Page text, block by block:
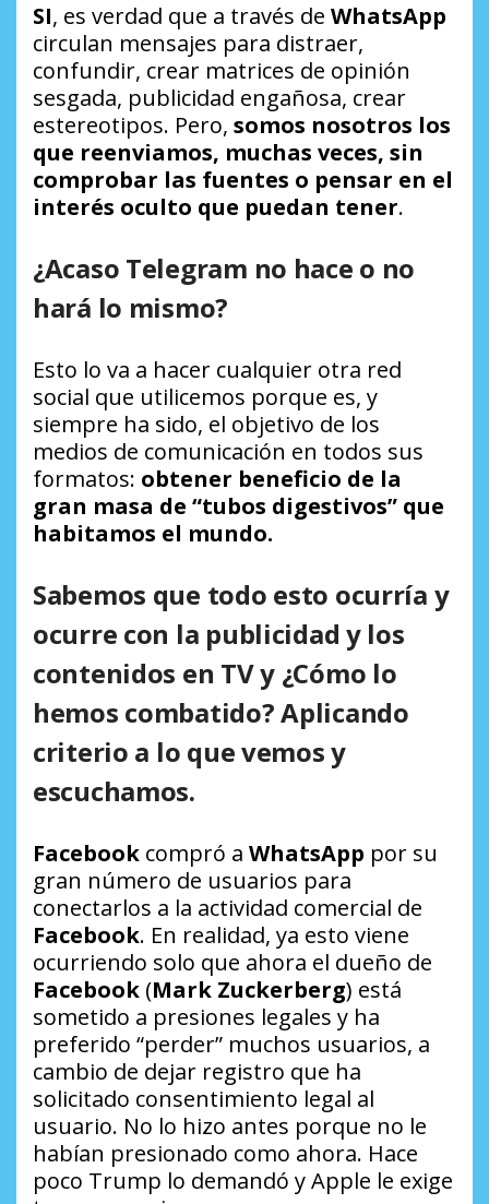
SI, es verdad que a través de WhatsApp
circulan mensajes para distraer,
confundir, crear matrices de opinión
sesgada, publicidad engañosa, crear
estereotipos. Pero, somos nosotros los
que reenviamos, muchas veces, sin
comprobar las fuentes o pensar en el
interés oculto que puedan tener.
¿Acaso Telegram no hace o no
hará lo mismo?
Esto lo va a hacer cualquier otra red
social que utilicemos porque es, y
siempre ha sido, el objetivo de los
medios de comunicación en todos sus
formatos: obtener beneficio de la
gran masa de “tubos digestivos” que
habitamos el mundo.
Sabemos que todo esto ocurría y
ocurre con la publicidad y los
contenidos en TV y ¿Cómo lo
hemos combatido? Aplicando
criterio a lo que vemos y
escuchamos.
Facebook compró a WhatsApp por su
gran número de usuarios para
conectarlos a la actividad comercial de
Facebook. En realidad, ya esto viene
ocurriendo solo que ahora el dueño de
Facebook (Mark Zuckerberg) está
sometido a presiones legales y ha
preferido “perder” muchos usuarios, a
cambio de dejar registro que ha
solicitado consentimiento legal al
usuario. No lo hizo antes porque no le
habían presionado como ahora. Hace
poco Trump lo demandó y Apple le exige